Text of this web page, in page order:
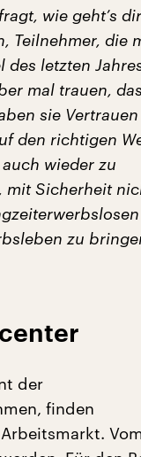
wie geht’s
Teilnehmer, die
des letzten
mal trauen,
sie
den richtigen
wieder zu
mit Sicherheit
zu
der
finden
Vom